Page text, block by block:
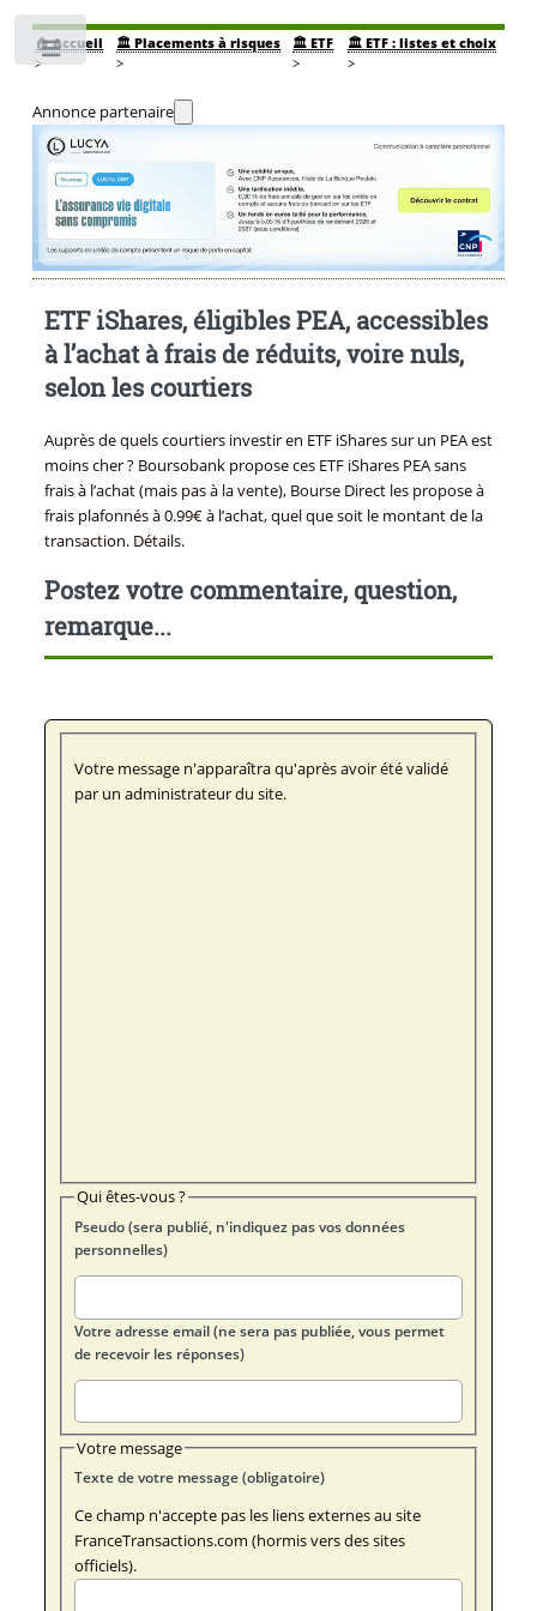
🏠Accueil
>
🏛️ Placements à risques
>
🏛️ ETF
>
🏛️ ETF : listes et choix
>
Annonce partenaire
ETF iShares, éligibles PEA, accessibles
à l’achat à frais de réduits, voire nuls,
selon les courtiers
Auprès de quels courtiers investir en ETF iShares sur un PEA est
moins cher ? Boursobank propose ces ETF iShares PEA sans
frais à l’achat (mais pas à la vente), Bourse Direct les propose à
frais plafonnés à 0.99€ à l’achat, quel que soit le montant de la
transaction. Détails.
Postez votre commentaire, question,
remarque...
Votre message n'apparaîtra qu'après avoir été validé
par un administrateur du site.
Qui êtes-vous ?
Pseudo (sera publié, n'indiquez pas vos données
personnelles)
Votre adresse email (ne sera pas publiée, vous permet
de recevoir les réponses)
Votre message
Texte de votre message (obligatoire)
Ce champ n'accepte pas les liens externes au site
FranceTransactions.com (hormis vers des sites
officiels).
Toggle